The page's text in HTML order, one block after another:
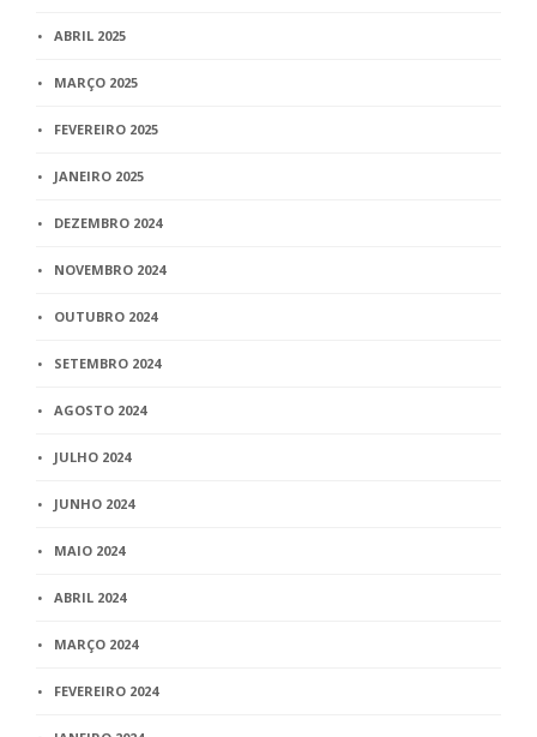
ABRIL 2025
MARÇO 2025
FEVEREIRO 2025
JANEIRO 2025
DEZEMBRO 2024
NOVEMBRO 2024
OUTUBRO 2024
SETEMBRO 2024
AGOSTO 2024
JULHO 2024
JUNHO 2024
MAIO 2024
ABRIL 2024
MARÇO 2024
FEVEREIRO 2024